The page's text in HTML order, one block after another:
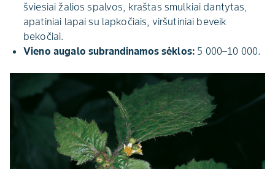
šviesiai žalios spalvos, kraštas smulkiai dantytas,
apatiniai lapai su lapkočiais, viršutiniai beveik
bekočiai.
Vieno augalo subrandinamos sėklos: 5 000–10 000.